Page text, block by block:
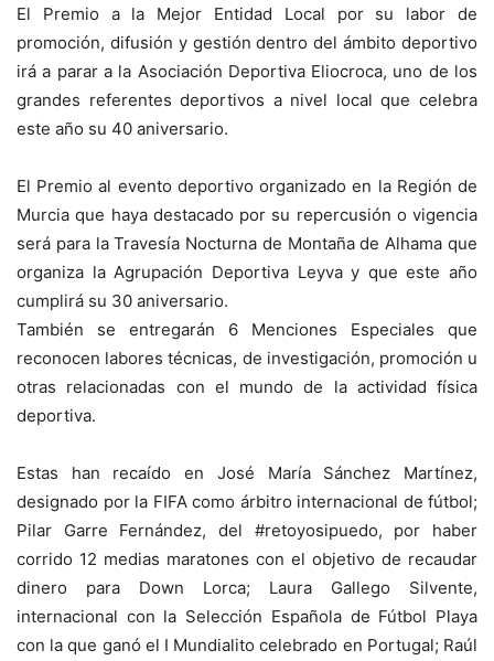
El Premio a la Mejor Entidad Local por su labor de
promoción, difusión y gestión dentro del ámbito deportivo
irá a parar a la Asociación Deportiva Eliocroca, uno de los
grandes referentes deportivos a nivel local que celebra
este año su 40 aniversario.
El Premio al evento deportivo organizado en la Región de
Murcia que haya destacado por su repercusión o vigencia
será para la Travesía Nocturna de Montaña de Alhama que
organiza la Agrupación Deportiva Leyva y que este año
cumplirá su 30 aniversario.
También se entregarán 6 Menciones Especiales que
reconocen labores técnicas, de investigación, promoción u
otras relacionadas con el mundo de la actividad física
deportiva.
Estas han recaído en José María Sánchez Martínez,
designado por la FIFA como árbitro internacional de fútbol;
Pilar Garre Fernández, del #retoyosipuedo, por haber
corrido 12 medias maratones con el objetivo de recaudar
dinero para Down Lorca; Laura Gallego Silvente,
internacional con la Selección Española de Fútbol Playa
con la que ganó el I Mundialito celebrado en Portugal; Raúl